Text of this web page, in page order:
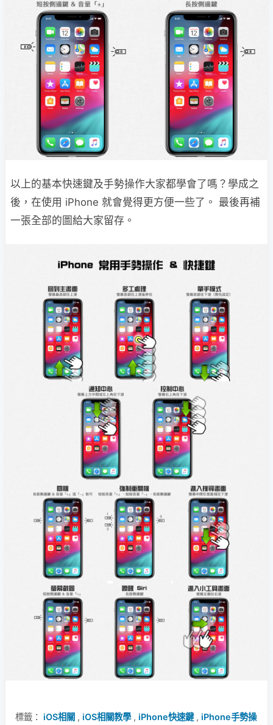
以上的基本快速鍵及手勢操作大家都學會了嗎？學成之
後，在使用 iPhone 就會覺得更方便一些了。 最後再補
一張全部的圖給大家留存。
標籤： iOS相關 , iOS相關教學, iPhone快速鍵, iPhone手勢操